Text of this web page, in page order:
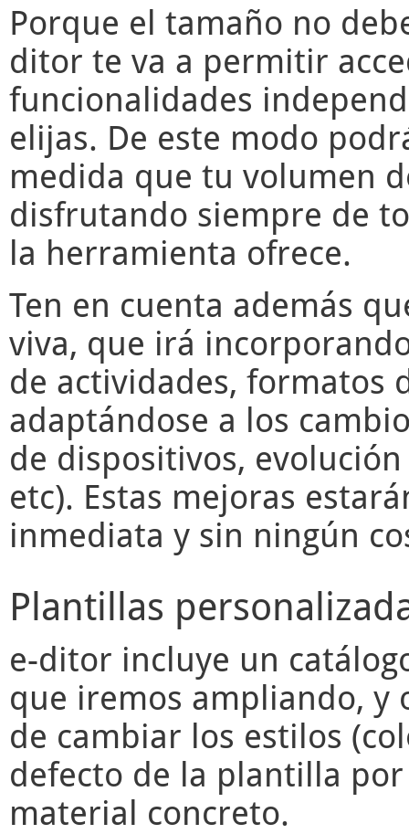
Porque el tamaño no
ditor te va a permitir
funcionalidades
elijas. De este modo
medida que tu volumen
disfrutando siempre de
la herramienta ofrece.
Ten en cuenta además
viva, que irá
de actividades, formatos
adaptándose a los
de dispositivos,
etc). Estas mejoras
inmediata y sin ningún
Plantillas
e-ditor incluye un
que iremos ampliando, y
de cambiar los estilos
defecto de la plantilla
material concreto.